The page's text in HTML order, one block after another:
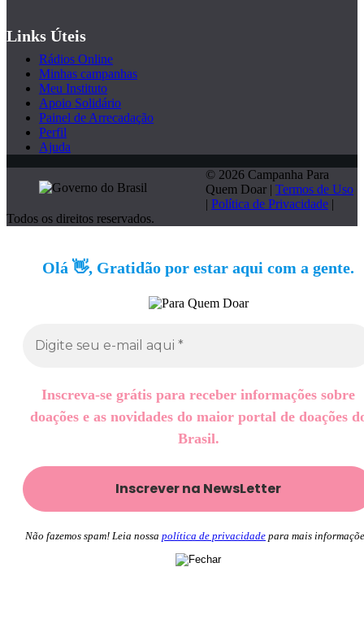
Links Úteis
Rádios Online
Minhas campanhas
Meu Instituto
Apoio Solidário
Painel de Arrecadação
Perfil
Ajuda
© 2026 Campanha Para
Quem Doar | Termos de Uso
| Política de Privacidade |
Todos os direitos reservados.
Olá 👋, Gratidão por estar aqui com a gente.
Inscreva-se grátis para receber informações sobre
doações e as novidades do maior portal de doações
Brasil.
Não fazemos spam! Leia nossa política de privacidade para mais